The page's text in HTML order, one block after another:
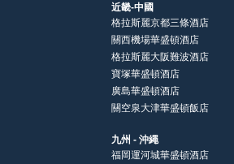
近畿-中國
格拉斯麗京都三條酒店
關西機場華盛頓酒店
格拉斯麗大阪難波酒店
寶塚華盛頓酒店
廣島華盛頓酒店
關空泉大津華盛頓飯店
九州 - 沖繩
福岡運河城華盛頓酒店